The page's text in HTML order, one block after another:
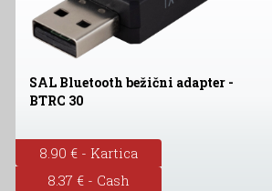
SAL Bluetooth bežični adapter -
BTRC 30
8.90 € - Kartica
8.37 € - Cash